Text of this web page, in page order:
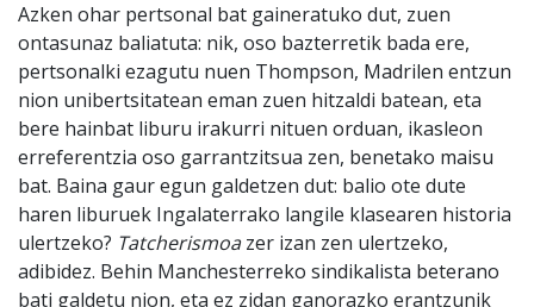
Azken ohar pertsonal bat gaineratuko dut, zuen
ontasunaz baliatuta: nik, oso bazterretik bada ere,
pertsonalki ezagutu nuen Thompson, Madrilen entzun
nion unibertsitatean eman zuen hitzaldi batean, eta
bere hainbat liburu irakurri nituen orduan, ikasleon
erreferentzia oso garrantzitsua zen, benetako maisu
bat. Baina gaur egun galdetzen dut: balio ote dute
haren liburuek Ingalaterrako langile klasearen historia
ulertzeko? Tatcherismoazer izan zen ulertzeko,
adibidez. Behin Manchesterreko sindikalista beterano
bati galdetu nion, eta ez zidan ganorazko erantzunik